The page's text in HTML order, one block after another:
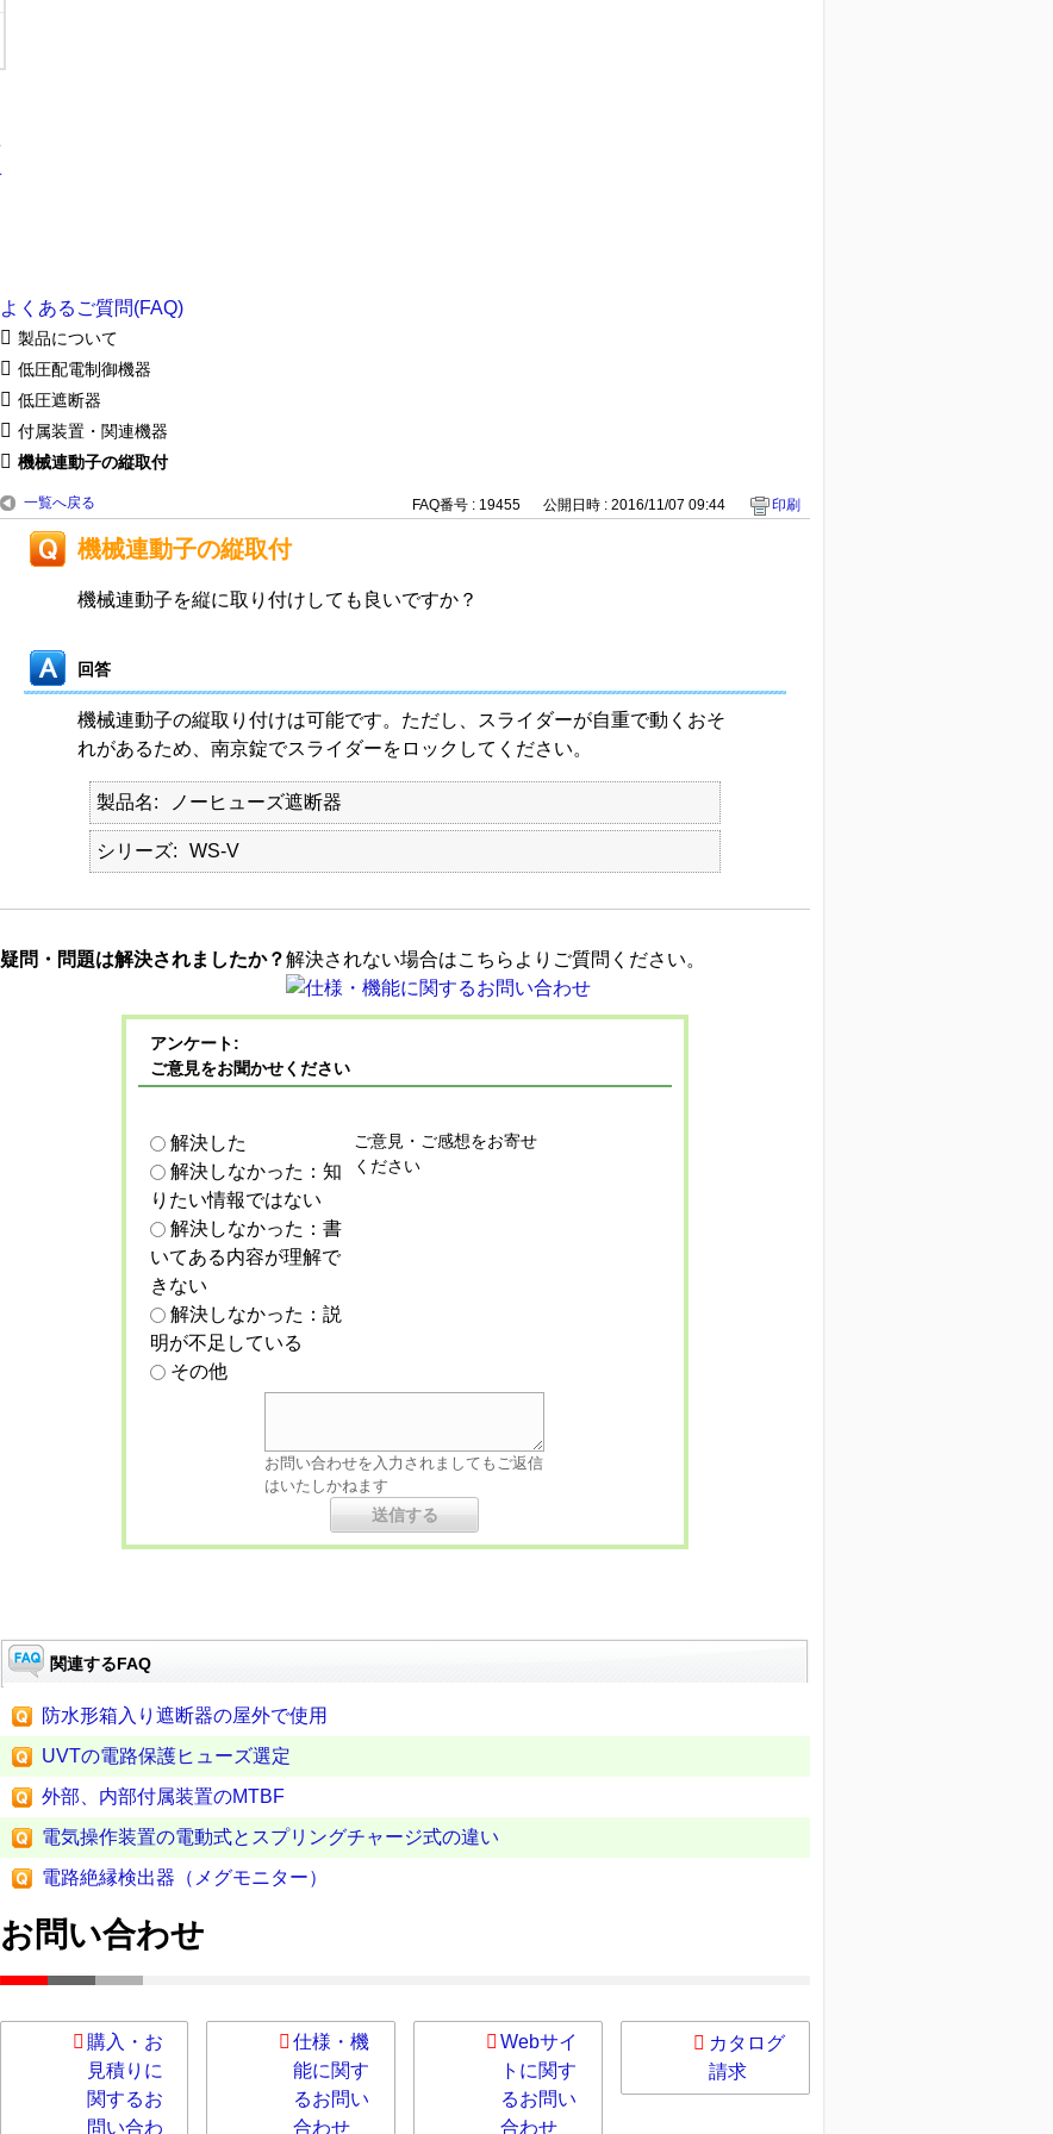
よくあるご質問(FAQ)
製品について
低圧配電制御機器
低圧遮断器
付属装置・関連機器
機械連動子の縦取付
一覧へ戻る FAQ番号 : 19455 公開日時 : 2016/11/07 09:44 印刷
機械連動子の縦取付
機械連動子を縦に取り付けしても良いですか？
回答
機械連動子の縦取り付けは可能です。ただし、スライダーが自重で動くおそ
れがあるため、南京錠でスライダーをロックしてください。
製品名 ノーヒューズ遮断器
シリーズ WS-V
疑問・問題は解決されましたか？解決されない場合はこちらよりご質問ください。
アンケート:
ご意見をお聞かせください
解決した
解決しなかった：知
りたい情報ではない
解決しなかった：書
いてある内容が理解で
きない
解決しなかった：説
明が不足している
その他
ご意見・ご感想をお寄せ
ください
お問い合わせを入力されましてもご返信
はいたしかねます
関連するFAQ
防水形箱入り遮断器の屋外で使用
UVTの電路保護ヒューズ選定
外部、内部付属装置のMTBF
電気操作装置の電動式とスプリングチャージ式の違い
電路絶縁検出器（メグモニター）
お問い合わせ
購入・お
見積りに
関するお
問い合わ
仕様・機
能に関す
るお問い
合わせ
Webサイ
トに関す
るお問い
合わせ
カタログ
請求